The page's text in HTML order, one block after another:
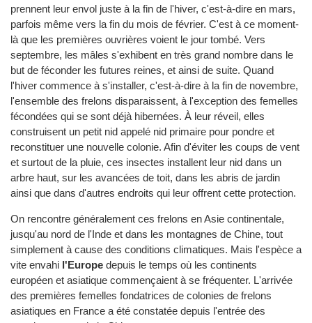
prennent leur envol juste à la fin de l'hiver, c'est-à-dire en mars,
parfois même vers la fin du mois de février. C'est à ce moment-
là que les premières ouvrières voient le jour tombé. Vers
septembre, les mâles s'exhibent en très grand nombre dans le
but de féconder les futures reines, et ainsi de suite. Quand
l'hiver commence à s'installer, c'est-à-dire à la fin de novembre,
l'ensemble des frelons disparaissent, à l'exception des femelles
fécondées qui se sont déjà hibernées. À leur réveil, elles
construisent un petit nid appelé nid primaire pour pondre et
reconstituer une nouvelle colonie. Afin d'éviter les coups de vent
et surtout de la pluie, ces insectes installent leur nid dans un
arbre haut, sur les avancées de toit, dans les abris de jardin
ainsi que dans d'autres endroits qui leur offrent cette protection.
On rencontre généralement ces frelons en Asie continentale,
jusqu'au nord de l'Inde et dans les montagnes de Chine, tout
simplement à cause des conditions climatiques. Mais l'espèce a
vite envahi l'Europe depuis le temps où les continents
européen et asiatique commençaient à se fréquenter. L'arrivée
des premières femelles fondatrices de colonies de frelons
asiatiques en France a été constatée depuis l'entrée des